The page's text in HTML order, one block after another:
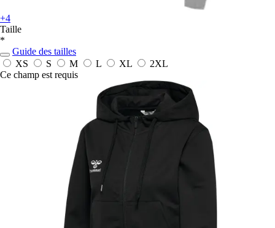
+4
Taille
*
Guide des tailles
XS
S M L XL
2XL
Ce champ est requis